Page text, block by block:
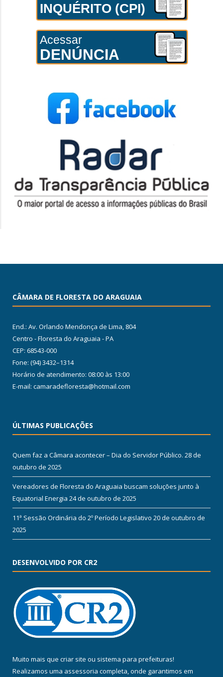
INQUÉRITO (CPI)
Acessar
DENÚNCIA
CÂMARA DE FLORESTA DO ARAGUAIA
End.: Av. Orlando Mendonça de Lima, 804
Centro - Floresta do Araguaia - PA
CEP: 68543-000
Fone: (94) 3432–1314
Horário de atendimento: 08:00 às 13:00
E-mail: camaradefloresta@hotmail.com
ÚLTIMAS PUBLICAÇÕES
Quem faz a Câmara acontecer – Dia do Servidor Público. 28 de
outubro de 2025
Vereadores de Floresta do Araguaia buscam soluções junto à
Equatorial Energia 24 de outubro de 2025
11ª Sessão Ordinária do 2º Período Legislativo 20 de outubro de
2025
DESENVOLVIDO POR CR2
Muito mais que criar site ou sistema para prefeituras!
Realizamos uma assessoria completa, onde garantimos em